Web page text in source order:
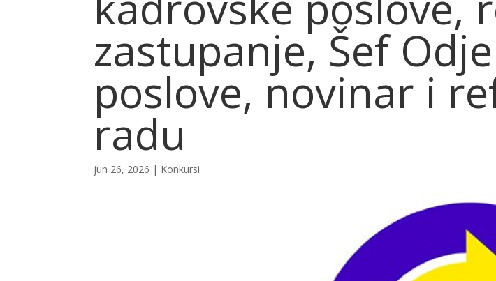
zastupanje, Šef
poslove, novinar i
radu
jun 26, 2026 | Konkursi